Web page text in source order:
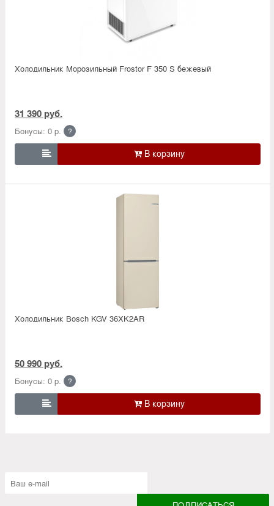
Холодильник Морозильный Frostor F 350 S бежевый
31 390 руб.
Бонусы: 0 р. ?

Холодильник Bosсh KGV 36XK2AR
50 990 руб.
Бонусы: 0 р. ?
